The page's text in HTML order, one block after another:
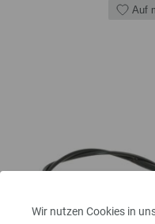
Wir nutzen Cookies in
Auf